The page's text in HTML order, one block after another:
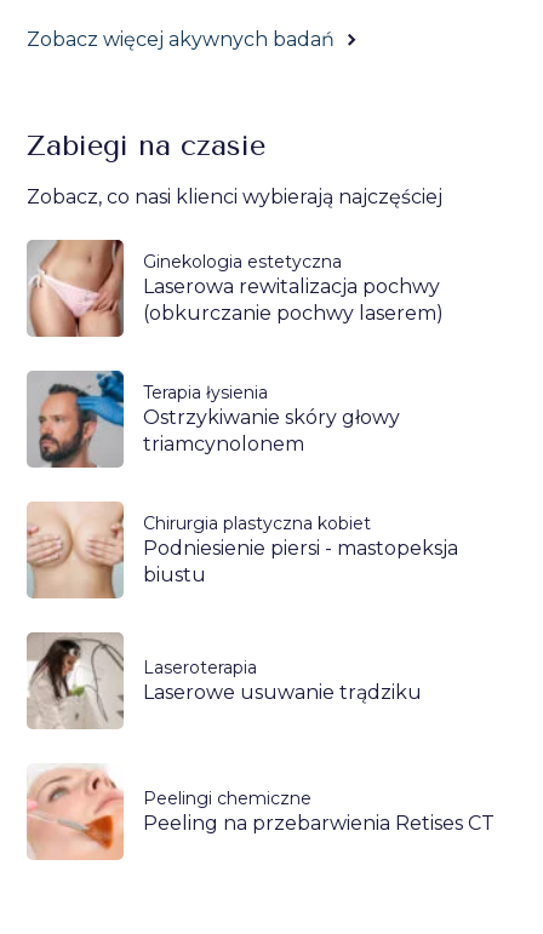
Zobacz więcej akywnych badań
Zabiegi na czasie
Zobacz, co nasi klienci wybierają najczęściej
Ginekologia estetyczna
Laserowa rewitalizacja pochwy
(obkurczanie pochwy laserem)
Terapia łysienia
Ostrzykiwanie skóry głowy
triamcynolonem
Chirurgia plastyczna kobiet
Podniesienie piersi - mastopeksja
biustu
Laseroterapia
Laserowe usuwanie trądziku
Peelingi chemiczne
Peeling na przebarwienia Retises CT